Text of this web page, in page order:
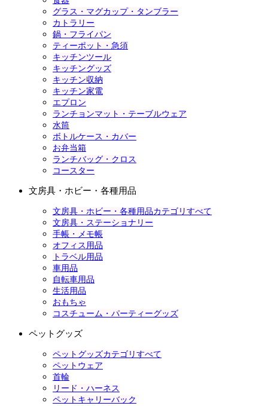
グラス・マグカップ・タンブラー
カトラリー
鍋・フライパン
ティーポット・急須
キッチンツール
キッチングッズ
キッチン収納
キッチン家電
エプロン
ランチョンマット・テーブルウェア
水筒
ボトルケース・カバー
お弁当箱
ランチバッグ・クロス
コースター
文房具・ホビー・各種用品
文房具・ホビー・各種用品カテゴリすべて
文房具・ステーショナリー
手帳・メモ帳
オフィス用品
トラベル用品
車用品
自転車用品
生活用品
おもちゃ
コスチューム・パーティーグッズ
ペットグッズ
ペットグッズカテゴリすべて
ペットウェア
首輪
リード・ハーネス
ペットキャリーバック